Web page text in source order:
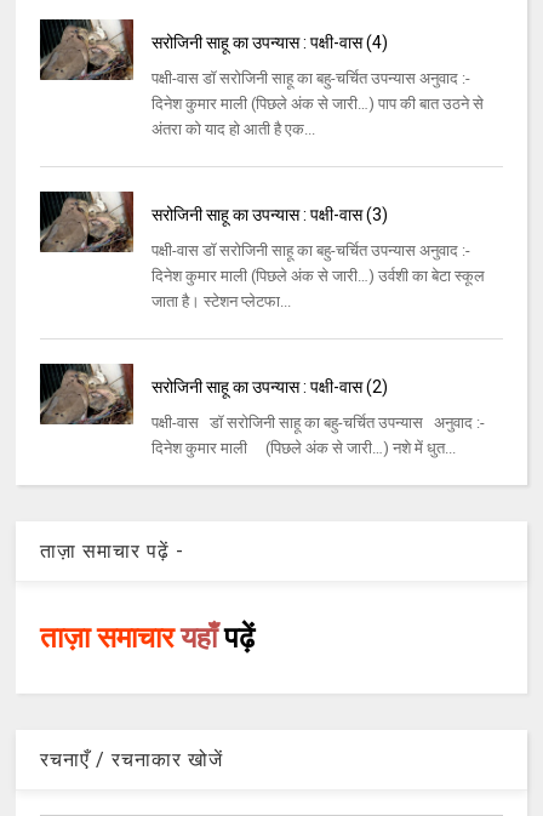
सरोजिनी साहू का उपन्यास : पक्षी-वास (4)
पक्षी-वास डॉ सरोजिनी साहू का बहु-चर्चित उपन्यास अनुवाद :-
दिनेश कुमार माली (पिछले अंक से जारी…) पाप की बात उठने से
अंतरा को याद हो आती है एक...
सरोजिनी साहू का उपन्यास : पक्षी-वास (3)
पक्षी-वास डॉ सरोजिनी साहू का बहु-चर्चित उपन्यास अनुवाद :-
दिनेश कुमार माली (पिछले अंक से जारी…) उर्वशी का बेटा स्कूल
जाता है। स्टेशन प्लेटफा...
सरोजिनी साहू का उपन्यास : पक्षी-वास (2)
पक्षी-वास डॉ सरोजिनी साहू का बहु-चर्चित उपन्यास अनुवाद :-
दिनेश कुमार माली (पिछले अंक से जारी…) नशे में धुत...
ताज़ा समाचार पढ़ें -
ताज़ा समाचारयहाँपढ़ें
रचनाएँ / रचनाकार खोजें